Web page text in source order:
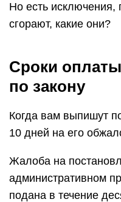
Но есть
сгорают, какие они?
Сроки
по закону
Когда вам выпишут
10 дней на его
Жалоба на
административном
подана в течение